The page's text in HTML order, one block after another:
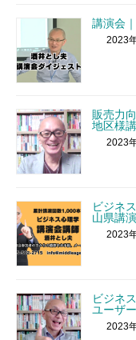
講演会
2023
販売力
地区様
2023
ビジネ
山県講
2023
ビジネ
ユーザ
2023